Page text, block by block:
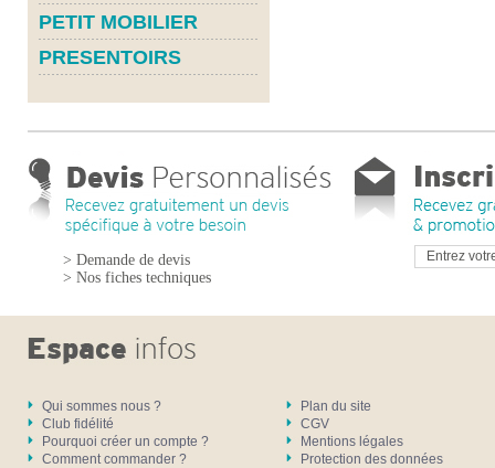
PETIT MOBILIER
PRESENTOIRS
> Demande de devis
> Nos fiches techniques
Qui sommes nous ?
Club fidélité
Pourquoi créer un compte ?
Comment commander ?
Plan du site
CGV
Mentions légales
Protection des données